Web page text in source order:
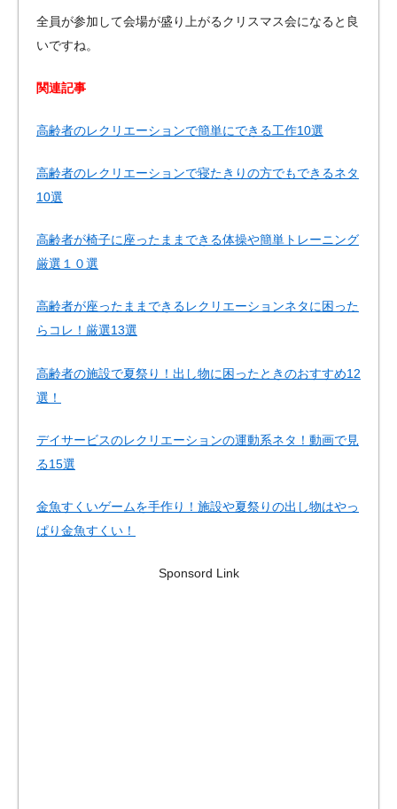
全員が参加して会場が盛り上がるクリスマス会になると良
いですね。
関連記事
高齢者のレクリエーションで簡単にできる工作10選
高齢者のレクリエーションで寝たきりの方でもできるネタ
10選
高齢者が椅子に座ったままできる体操や簡単トレーニング
厳選１０選
高齢者が座ったままできるレクリエーションネタに困った
らコレ！厳選13選
高齢者の施設で夏祭り！出し物に困ったときのおすすめ12
選！
デイサービスのレクリエーションの運動系ネタ！動画で見
る15選
金魚すくいゲームを手作り！施設や夏祭りの出し物はやっ
ぱり金魚すくい！
Sponsord Link